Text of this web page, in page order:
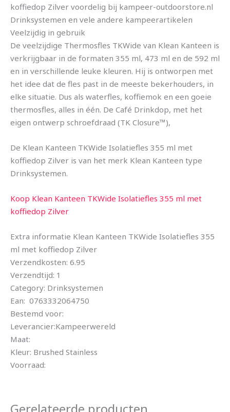
koffiedop Zilver voordelig bij kampeer-outdoorstore.nl
Drinksystemen en vele andere kampeerartikelen
Veelzijdig in gebruik
De veelzijdige Thermosfles TKWide van Klean Kanteen is
verkrijgbaar in de formaten 355 ml, 473 ml en de 592 ml
en in verschillende leuke kleuren. Hij is ontworpen met
het idee dat de fles past in de meeste bekerhouders, in
elke situatie. Dus als waterfles, koffiemok en een goeie
thermosfles, alles in één. De Café Drinkdop, met het
eigen ontwerp schroefdraad (TK Closure™),
De Klean Kanteen TKWide Isolatiefles 355 ml met
koffiedop Zilver is van het merk Klean Kanteen type
Drinksystemen.
Koop Klean Kanteen TKWide Isolatiefles 355 ml met
koffiedop Zilver
Extra informatie Klean Kanteen TKWide Isolatiefles 355
ml met koffiedop Zilver
Verzendkosten: 6.95
Verzendtijd: 1
Category: Drinksystemen
Ean: 0763332064750
Bestemd voor:
Leverancier:Kampeerwereld
Maat:
Kleur: Brushed Stainless
Voorraad: